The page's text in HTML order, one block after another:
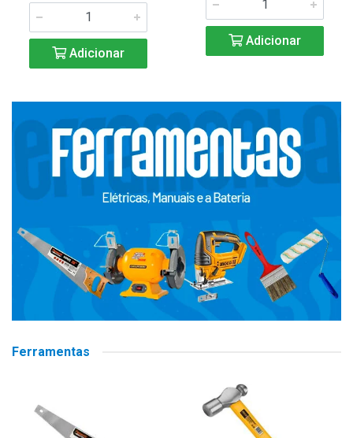
Adicionar
Adicionar
Ferramentas